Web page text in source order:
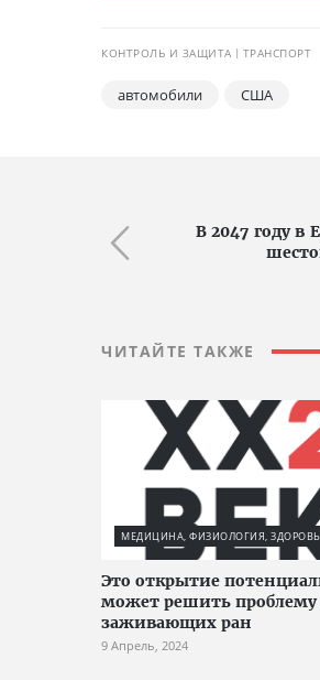
КОНТРОЛЬ И ЗАЩИТА ТРАНСПОРТ
автомобили США
В 2047 году
ЧИТАЙТЕ ТАКЖЕ
МЕДИЦИНА, ФИЗИОЛОГИЯ,
Это открытие
может решить проблему
заживающих ран
9 Апрель, 2024